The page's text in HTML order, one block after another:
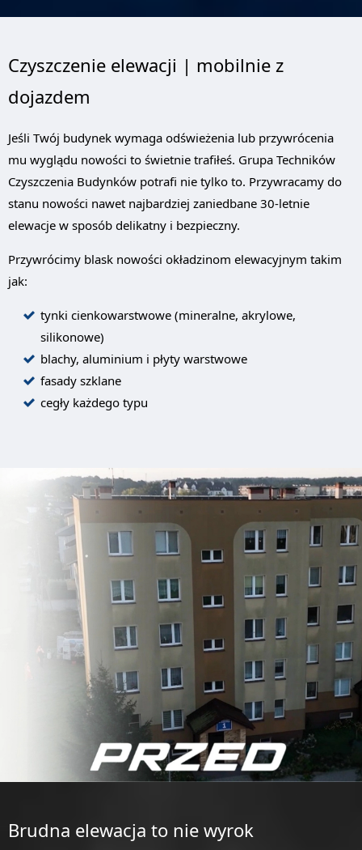
Czyszczenie elewacji | mobilnie z
dojazdem
Jeśli Twój budynek wymaga odświeżenia lub przywrócenia
mu wyglądu nowości to świetnie trafiłeś. Grupa Techników
Czyszczenia Budynków potrafi nie tylko to. Przywracamy do
stanu nowości nawet najbardziej zaniedbane 30-letnie
elewacje w sposób delikatny i bezpieczny.
Przywrócimy blask nowości okładzinom elewacyjnym takim
jak:
tynki cienkowarstwowe (mineralne, akrylowe,
silikonowe)
blachy, aluminium i płyty warstwowe
fasady szklane
cegły każdego typu
Brudna elewacja to nie wyrok